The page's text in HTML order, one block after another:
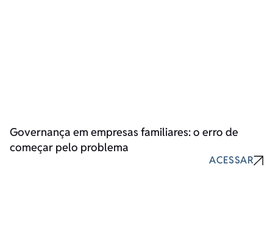
Governança em empresas familiares: o erro de
começar pelo problema
ACESSAR